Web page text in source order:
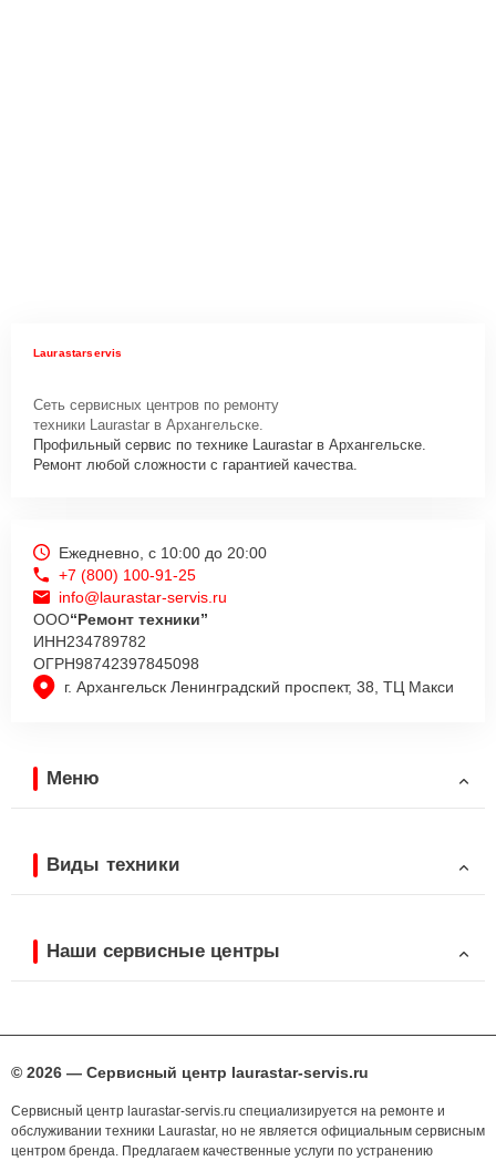
Laurastarservis
Сеть сервисных центров по ремонту
техники Laurastar в Архангельске.
Профильный сервис по технике Laurastar в Архангельске.
Ремонт любой сложности с гарантией качества.
г. Архангельск Ленинградский проспект, 38, ТЦ Макси
Ежедневно, с 10:00 до 20:00
+7 (800) 100-91-25
info@laurastar-servis.ru
ООО“Ремонт техники”
ИНН234789782
ОГРН98742397845098
Меню
Виды техники
Наши сервисные центры
© 2026 — Сервисный центр laurastar-servis.ru
Сервисный центр laurastar-servis.ru специализируется на ремонте и
обслуживании техники Laurastar, но не является официальным сервисным
центром бренда. Предлагаем качественные услуги по устранению